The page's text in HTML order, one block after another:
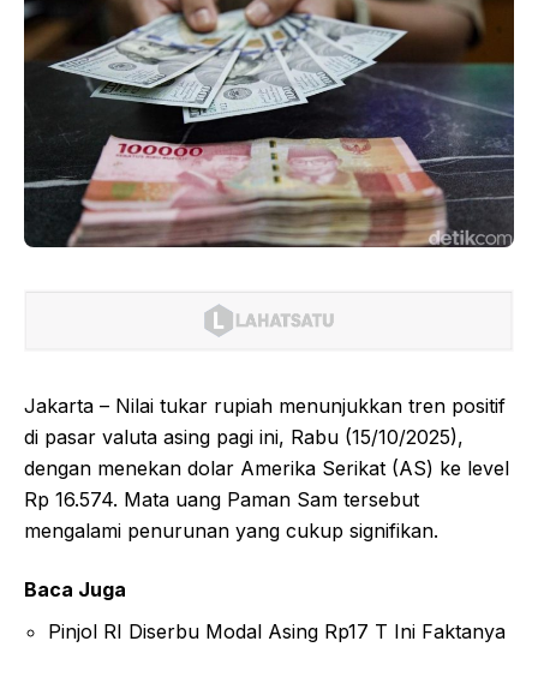
Jakarta – Nilai tukar rupiah menunjukkan tren positif
di pasar valuta asing pagi ini, Rabu (15/10/2025),
dengan menekan dolar Amerika Serikat (AS) ke level
Rp 16.574. Mata uang Paman Sam tersebut
mengalami penurunan yang cukup signifikan.
Baca Juga
Pinjol RI Diserbu Modal Asing Rp17 T Ini Faktanya